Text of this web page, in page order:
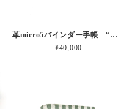
革micro5バインダー手帳 “ブルーベリー・レモンシェイク 昼下がりのお茶会” 本革
¥40,000